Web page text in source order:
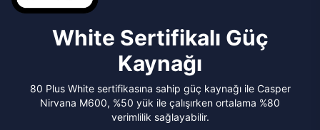
White Sertifikalı Güç
Kaynağı
80 Plus White sertifikasına sahip güç kaynağı ile Casper
Nirvana M600, %50 yük ile çalışırken ortalama %80
verimlilik sağlayabilir.